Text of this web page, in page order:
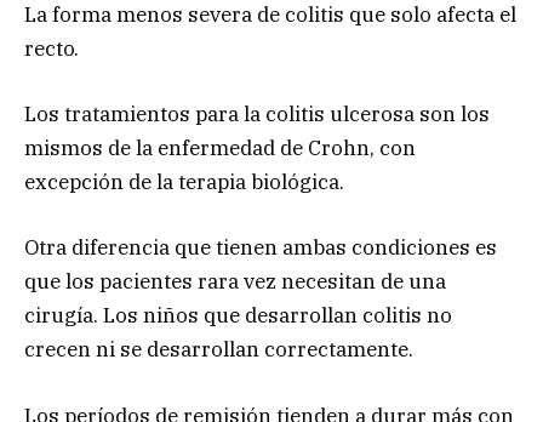
La forma menos severa de colitis que solo afecta el
recto.
Los tratamientos para la colitis ulcerosa son los
mismos de la enfermedad de Crohn, con
excepción de la terapia biológica.
Otra diferencia que tienen ambas condiciones es
que los pacientes rara vez necesitan de una
cirugía. Los niños que desarrollan colitis no
crecen ni se desarrollan correctamente.
Los períodos de remisión tienden a durar más con